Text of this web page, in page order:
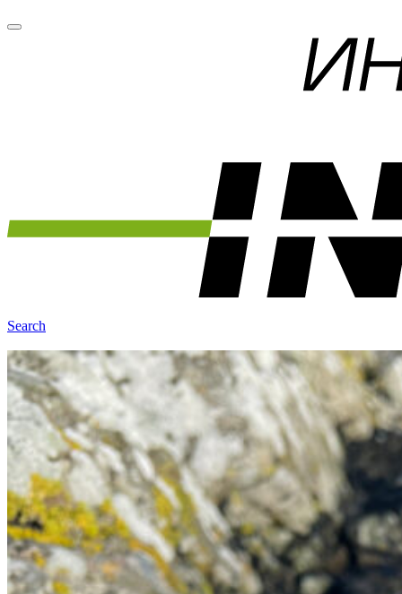
Search